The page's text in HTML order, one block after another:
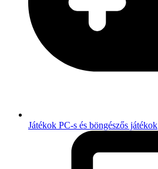
Játékok PC-s és böngészős játékok